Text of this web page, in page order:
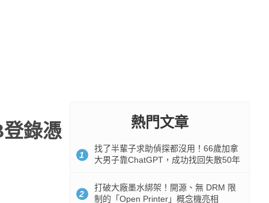
錄憑
熱門文章
1
找了半輩子求助偵探都沒用！66歲加拿
大男子靠ChatGPT，成功找回失散50年
2
打破大廠墨水綁架！開源、無 DRM 限
制的「Open Printer」概念機亮相